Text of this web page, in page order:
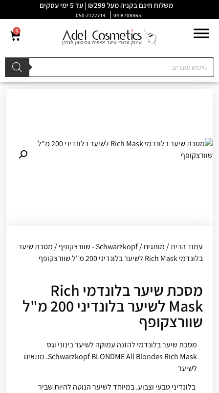
משלוח חינם בקניה מעל ₪299 | עד 5 ימי עסקים
04-8708865
050-2122714
0
עמוד הבית/מותגים/Schwarzkopf - שוורצקופף
/ מסכת שיער
בלונדמי Rich Mask לשיער בלונדיני 200 מ"ל שוורצקופף
מסכת שיער בלונדמי Rich
Mask לשיער בלונדיני 200 מ"ל
שוורצקופף
מסכת שיער בלונדמילהזנה עמוקה לשיער בינוני וגס
Schwarzkopf BLONDME All Blondes Rich Mask. מתאים
לשיער
בלונדיני טבעי וצבוע. במיוחד לשיער הנוטה להיות שביר